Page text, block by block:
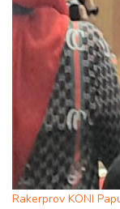
Rakerprov KONI